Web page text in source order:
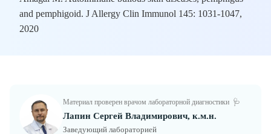
and pemphigoid. J Allergy Clin Immunol 145: 1031‑1047,
2020
Материал проверен врачом лабораторной диагностики 🩺
Лапин Сергей Владимирович, к.м.н.
Заведующий лабораторией